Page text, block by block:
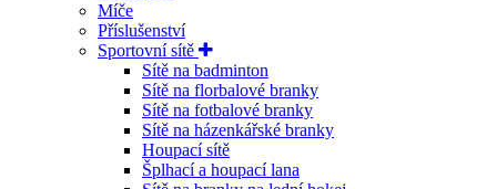
Míče
Příslušenství
Sportovní sítě
Sítě na badminton
Sítě na florbalové branky
Sítě na fotbalové branky
Sítě na házenkářské branky
Houpací sítě
Šplhací a houpací lana